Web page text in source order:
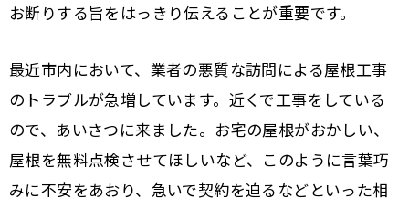
お断りする旨をはっきり伝えることが重要です。
最近市内において、業者の悪質な訪問による屋根工事
のトラブルが急増しています。近くで工事をしている
ので、あいさつに来ました。お宅の屋根がおかしい、
屋根を無料点検させてほしいなど、このように言葉巧
みに不安をあおり、急いで契約を迫るなどといった相